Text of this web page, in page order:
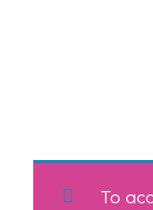
To